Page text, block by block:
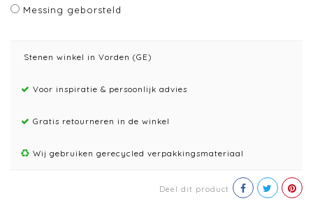
Messing geborsteld
Stenen winkel in Vorden (GE)
Voor inspiratie & persoonlijk advies
Gratis retourneren in de winkel
Wij gebruiken gerecycled verpakkingsmateriaal
Deel dit product